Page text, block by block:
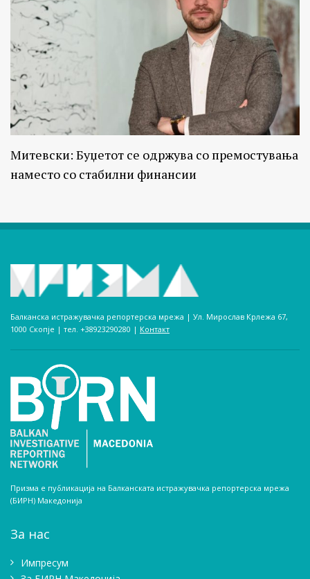
Митевски: Буџетот се одржува со премостувања
наместо со стабилни финансии
Балканска истражувачка репортерска мрежа | Ул. Мирослав Крлежа 67,
1000 Скопје | тел. +38923290280­ | Контакт
Призма е публикација на Балканската истражувачка репортерска мрежа
(БИРН) Македонија
За нас
Импресум